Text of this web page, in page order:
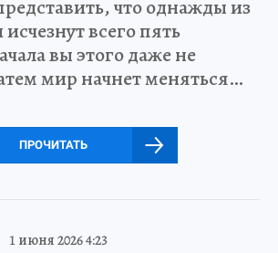
что однажды из
всего пять
вы этого даже не
мир начнет меняться…
ПРОЧИТАТЬ
1 июня 2026 4:23